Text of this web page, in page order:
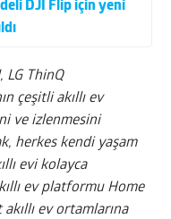
DJI Flip için yeni
LG ThinQ
çeşitli akıllı ev
ve izlenmesini
herkes kendi yaşam
evi kolayca
ev platformu Home
ev ortamlarına